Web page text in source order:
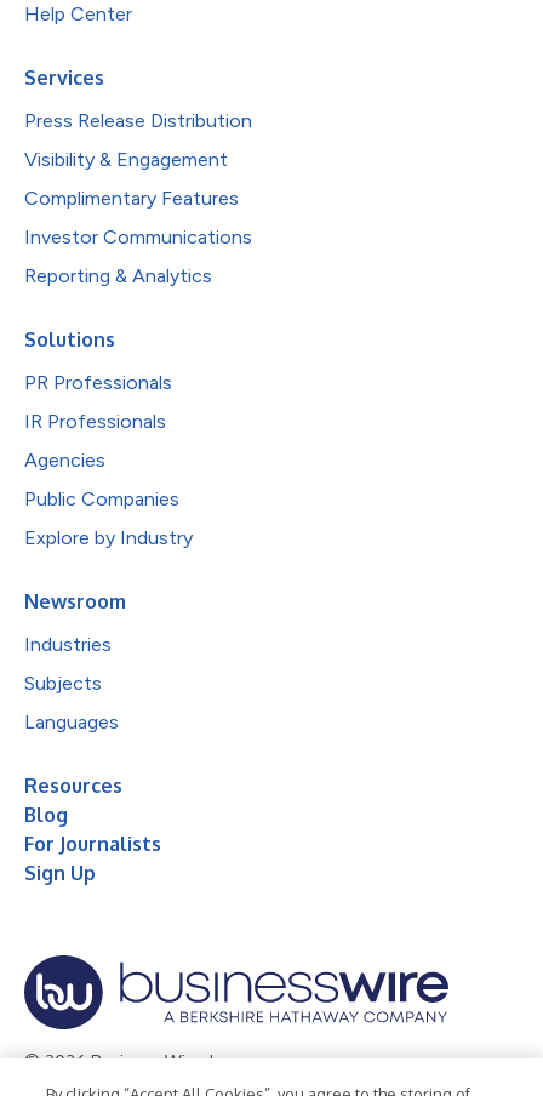
Help Center
Services
Press Release Distribution
Visibility & Engagement
Complimentary Features
Investor Communications
Reporting & Analytics
Solutions
PR Professionals
IR Professionals
Agencies
Public Companies
Explore by Industry
Newsroom
Industries
Subjects
Languages
Resources
Blog
For Journalists
Sign Up
© 2026 Business Wire, Inc.